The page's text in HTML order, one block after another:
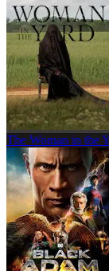
The Woman in the